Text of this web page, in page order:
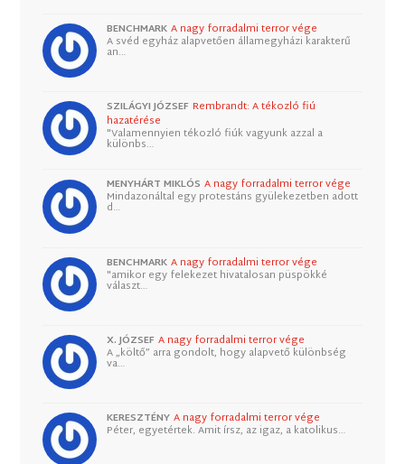
BENCHMARK A nagy forradalmi terror vége
A svéd egyház alapvetően államegyházi karakterű
an…
SZILÁGYI JÓZSEF Rembrandt: A tékozló fiú
hazatérése
"Valamennyien tékozló fiúk vagyunk azzal a
különbs…
MENYHÁRT MIKLÓS A nagy forradalmi terror vége
Mindazonáltal egy protestáns gyülekezetben adott
d…
BENCHMARK A nagy forradalmi terror vége
"amikor egy felekezet hivatalosan püspökké
választ…
X. JÓZSEF A nagy forradalmi terror vége
A „költő” arra gondolt, hogy alapvető különbség
va…
KERESZTÉNY A nagy forradalmi terror vége
Péter, egyetértek. Amit írsz, az igaz, a katolikus…